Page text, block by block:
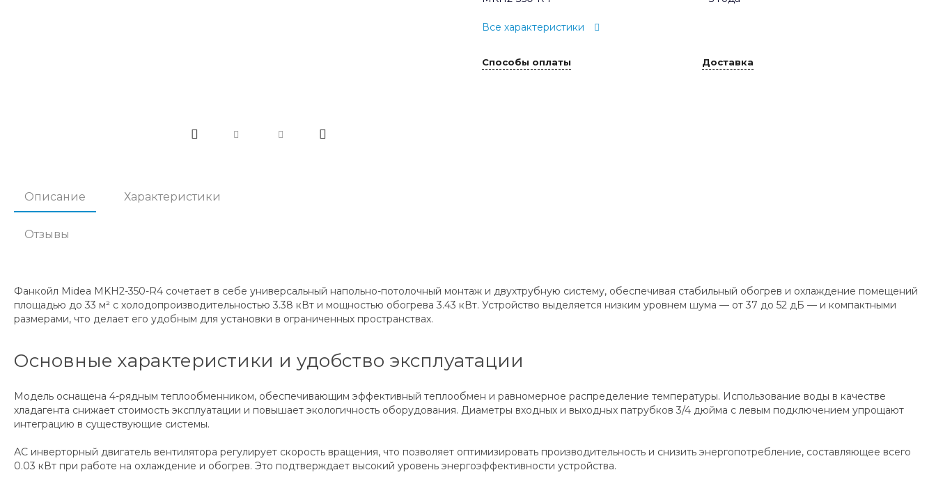
Все характеристики
Способы оплаты Доставка
Описание Характеристики
Отзывы
Фанкойл Midea MKH2-350-R4 сочетает в себе универсальный напольно-потолочный монтаж и двухтрубную систему, обеспечивая стабильный обогрев и охлаждение помещений
площадью до 33 м² с холодопроизводительностью 3.38 кВт и мощностью обогрева 3.43 кВт. Устройство выделяется низким уровнем шума — от 37 до 52 дБ — и компактными
размерами, что делает его удобным для установки в ограниченных пространствах.
Основные характеристики и удобство эксплуатации
Модель оснащена 4-рядным теплообменником, обеспечивающим эффективный теплообмен и равномерное распределение температуры. Использование воды в качестве
хладагента снижает стоимость эксплуатации и повышает экологичность оборудования. Диаметры входных и выходных патрубков 3/4 дюйма с левым подключением упрощают
интеграцию в существующие системы.
АС инверторный двигатель вентилятора регулирует скорость вращения, что позволяет оптимизировать производительность и снизить энергопотребление, составляющее всего
0.03 кВт при работе на охлаждение и обогрев. Это подтверждает высокий уровень энергоэффективности устройства.